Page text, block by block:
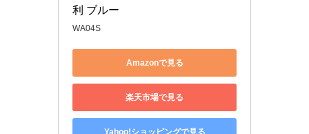
利 ブルー
WA04S
Amazonで見る
楽天市場で見る
Yahoo!ショッピングで見る